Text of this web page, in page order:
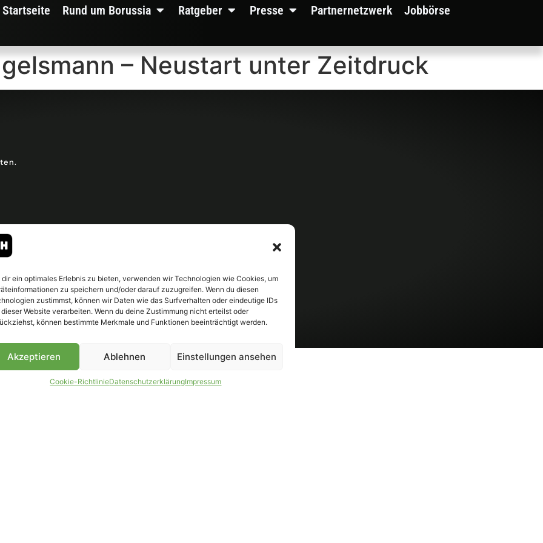
dir ein optimales Erlebnis zu bieten, verwenden wir Technologien wie Cookies, um
zu speichern und/oder darauf zuzugreifen. Wenn du diesen
zustimmst, können wir Daten wie das Surfverhalten oder eindeutige IDs
Website verarbeiten. Wenn du deine Zustimmung nicht erteilst oder
können bestimmte Merkmale und Funktionen beeinträchtigt werden.
Akzeptieren Ablehnen Einstellungen ansehen
Cookie-RichtlinieDatenschutzerklärungImpressum
Startseite Rund um Borussia Ratgeber Presse Partnernetzwerk Jobbörse
– Neustart unter Zeitdruck